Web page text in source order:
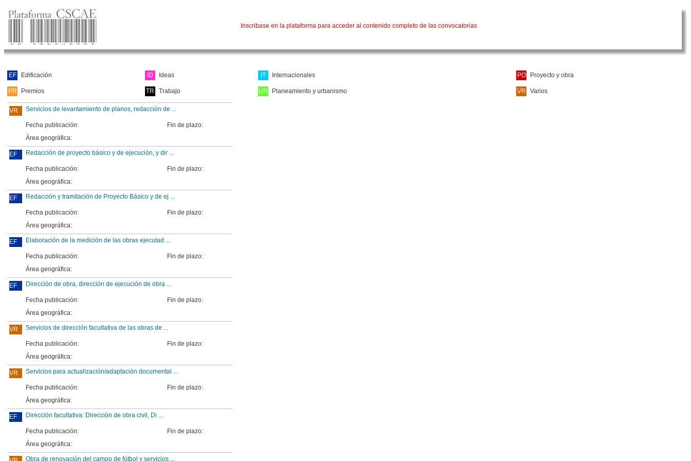
Inscribase en la plataforma para acceder al contenido completo de las convocatorias
EF Edificación ID Ideas IT Internacionales PO Proyecto y obra
PR Premios TR Trabajo UR Planeamiento y urbanismo VR Varios
VR Servicios de levantamiento de planos, redacción de ...
Fecha publicación:
Fin de plazo:
Área geográfica:
EF Redacción de proyecto básico y de ejecución, y dir ...
Fecha publicación:
Fin de plazo:
Área geográfica:
EF Redacción y tramitación de Proyecto Básico y de ej ...
Fecha publicación:
Fin de plazo:
Área geográfica:
EF Elaboración de la medición de las obras ejecutad ...
Fecha publicación:
Fin de plazo:
Área geográfica:
EF Dirección de obra, dirección de ejecución de obra ...
Fecha publicación:
Fin de plazo:
Área geográfica:
VR Servicios de dirección facultativa de las obras de ...
Fecha publicación:
Fin de plazo:
Área geográfica:
VR Servicios para actualización/adaptación documental ...
Fecha publicación:
Fin de plazo:
Área geográfica:
EF Dirección facultativa: Dirección de obra civil, Di ...
Fecha publicación:
Fin de plazo:
Área geográfica:
Obra de renovación del campo de fútbol y servicios ...